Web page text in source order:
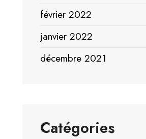
février 2022
janvier 2022
décembre 2021
Catégories